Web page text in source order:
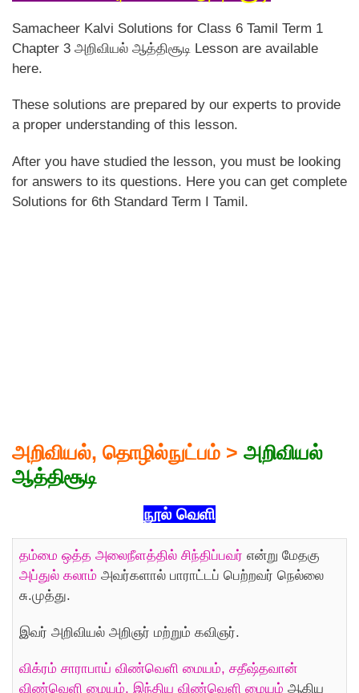
Samacheer Kalvi Solutions for Class 6 Tamil Term 1
Chapter 3 அறிவியல் ஆத்திசூடி Lesson are available
here.
These solutions are prepared by our experts to provide
a proper understanding of this lesson.
After you have studied the lesson, you must be looking
for answers to its questions. Here you can get complete
Solutions for 6th Standard Term I Tamil.
அறிவியல், தொழில்நுட்பம் > அறிவியல்
ஆத்திசூடி
நூல் வெளி
தம்மை ஒத்த அலைநீளத்தில் சிந்திப்பவர் என்று மேதகு
அப்துல் கலாம் அவர்களால் பாராட்டப் பெற்றவர் நெல்லை
சு.முத்து.
இவர் அறிவியல் அறிஞர் மற்றும் கவிஞர்.
விக்ரம் சாராபாய் விண்வெளி மையம், சதீஷ்தவான்
விண்வெளி மையம், இந்திய விண்வெளி மையம் ஆகிய